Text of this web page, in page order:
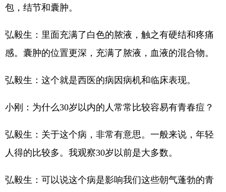
包，结节和囊肿。
弘毅生：里面充满了白色的脓液，触之有硬结和疼痛
感。囊肿的位置更深，充满了脓液，血液的混合物。
弘毅生：这个就是西医的病因病机和临床表现。
小刚：为什么30岁以内的人常常比较容易有青春痘？
弘毅生：关于这个病，非常有意思。一般来说，年轻
人得的比较多。我观察30岁以前是大多数。
弘毅生：可以说这个病是影响我们这些朝气蓬勃的青